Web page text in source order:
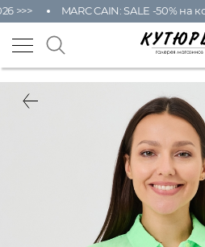
>>> MARC CAIN: SALE -50% на